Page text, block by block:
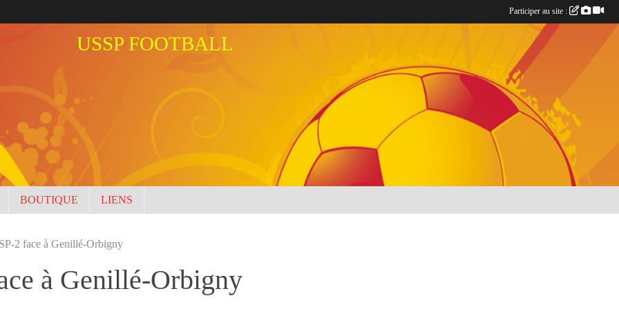
USSP FOOTBALL
BOUTIQUE LIENS
2 face à Genillé-Orbigny
à Genillé-Orbigny
Participer au site :